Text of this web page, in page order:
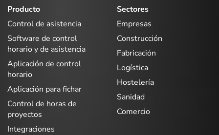
Producto
Control de asistencia
Software de control
horario y de asistencia
Aplicación de control
horario
Aplicación para fichar
Control de horas de
proyectos
Integraciones
Sectores
Empresas
Construcción
Fabricación
Logística
Hostelería
Sanidad
Comercio